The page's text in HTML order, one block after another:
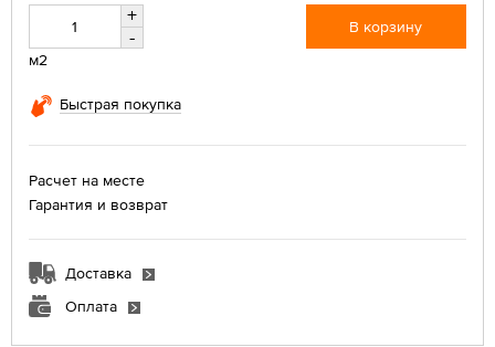
+
-
м2
В корзину
Быстрая покупка
Расчет на месте
Гарантия и возврат
Доставка
Оплата